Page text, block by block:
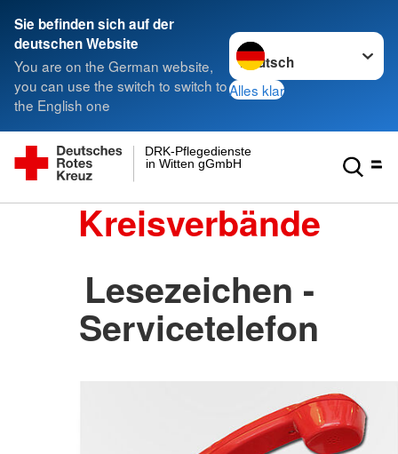
Sie befinden sich auf der
deutschen Website
You are on the German website,
you can use the switch to switch to
the English one
Sprache wechseln zu
Alles klar
in Witten gGmbH
DRK-Pflegedienste
Kreisverbände
Lesezeichen -
Servicetelefon